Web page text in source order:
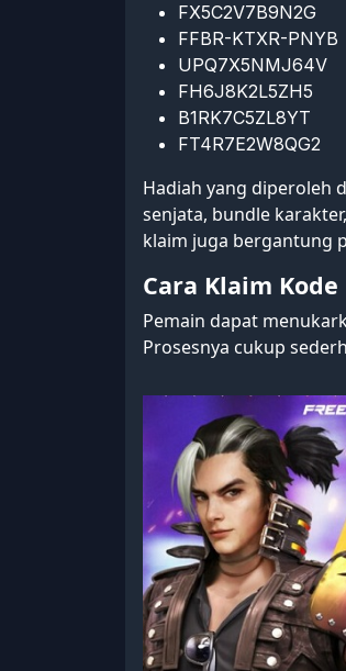
FX5C2V7B9N2G
FFBR-KTXR-PNYB
UPQ7X5NMJ64V
FH6J8K2L5ZH5
B1RK7C5ZL8YT
FT4R7E2W8QG2
Hadiah yang diperoleh
senjata, bundle
klaim juga bergantung
Cara Klaim
Pemain dapat
Prosesnya cukup